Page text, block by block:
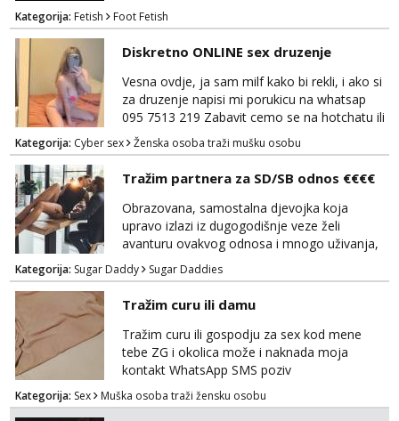
Kategorija: Fetish Foot Fetish
Diskretno ONLINE sex druzenje
Vesna ovdje, ja sam milf kako bi rekli, i ako si
za druzenje napisi mi porukicu na whatsap
095 7513 219 Zabavit cemo se na hotchatu ili
videopozivu a saljem i gacice i gole slikice :)
NE UZIVO!
Kategorija: Cyber sex Ženska osoba traži mušku osobu
Tražim partnera za SD/SB odnos €€€€
Obrazovana, samostalna djevojka koja
upravo izlazi iz dugogodišnje veze želi
avanturu ovakvog odnosa i mnogo uživanja,
poklona, pažnje i putovanja. Moguća i
poslovna saradnja ako nam se interesi
poklapaju. Mnogo senzualnosti i lijepe
energije. Javite mi se sa opisom što opširnijim
jer od toga ovisi da li ću odgovoriti. Isključivo
tražim nekoga za duži vremenski period.
Naravno njegovanog i galantn...
Kategorija: Sugar Daddy Sugar Daddies
Tražim curu ili damu
Tražim curu ili gospodju za sex kod mene
tebe ZG i okolica može i naknada moja
kontakt WhatsApp SMS poziv
Kategorija: Sex Muška osoba traži žensku osobu